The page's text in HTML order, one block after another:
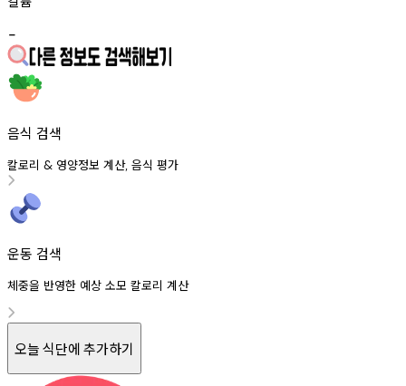
-
음식 검색
칼로리 & 영양정보 계산, 음식 평가
운동 검색
체중을 반영한 예상 소모 칼로리 계산
오늘 식단에 추가하기